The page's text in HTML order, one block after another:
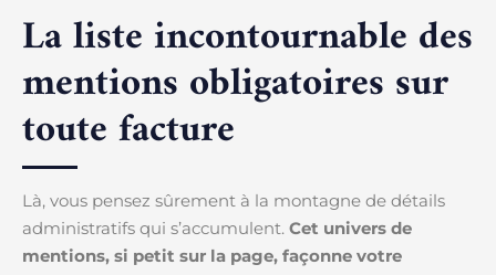
La liste incontournable des
mentions obligatoires sur
toute facture
Là, vous pensez sûrement à la montagne de détails
administratifs qui s’accumulent. Cet univers de
mentions, si petit sur la page, façonne votre